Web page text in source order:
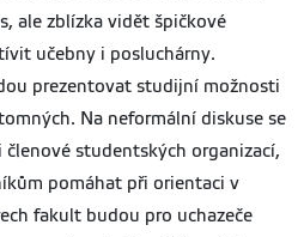
ale zblízka vidět špičkové
učebny i posluchárny.
prezentovat studijní možnosti
Na neformální diskuse se
studentských organizací,
pomáhat při orientaci v
fakult budou pro uchazeče